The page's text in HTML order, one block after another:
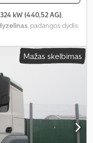
324 kW (440,52 AG),
, padangos dydis:
, pavaros tipas:
plienas-oras, bendras
centrinis užraktas,
oro
Mažas skelbimas